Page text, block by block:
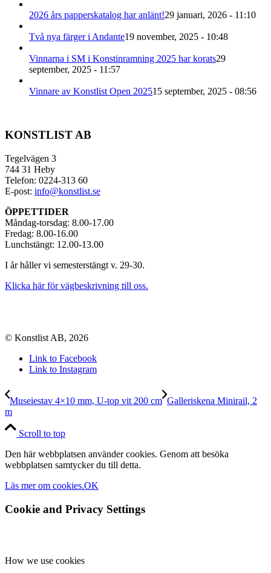
2026 års papperskatalog har anlänt!29 januari, 2026 - 11:10
Två nya färger i Andante19 november, 2025 - 10:48
Vinnarna i SM i Konstinramning 2025 har korats29
september, 2025 - 11:57
Vinnare av Konstlist Open 202515 september, 2025 - 08:56
KONSTLIST AB
Tegelvägen 3
744 31 Heby
Telefon: 0224-313 60
E-post: info@konstlist.se
ÖPPETTIDER
Måndag-torsdag: 8.00-17.00
Fredag: 8.00-16.00
Lunchstängt: 12.00-13.00
I år håller vi semesterstängt v. 29-30.
Klicka här för vägbeskrivning till oss.
© Konstlist AB, 2026
Link to Facebook
Link to Instagram
Museiestav 4×10 mm, U-top vit 200 cm Galleriskena Minirail, 2
m
Scroll to top
Den här webbplatsen använder cookies. Genom att besöka
webbplatsen samtycker du till detta.
Läs mer om cookies.OK
Cookie and Privacy Settings
How we use cookies